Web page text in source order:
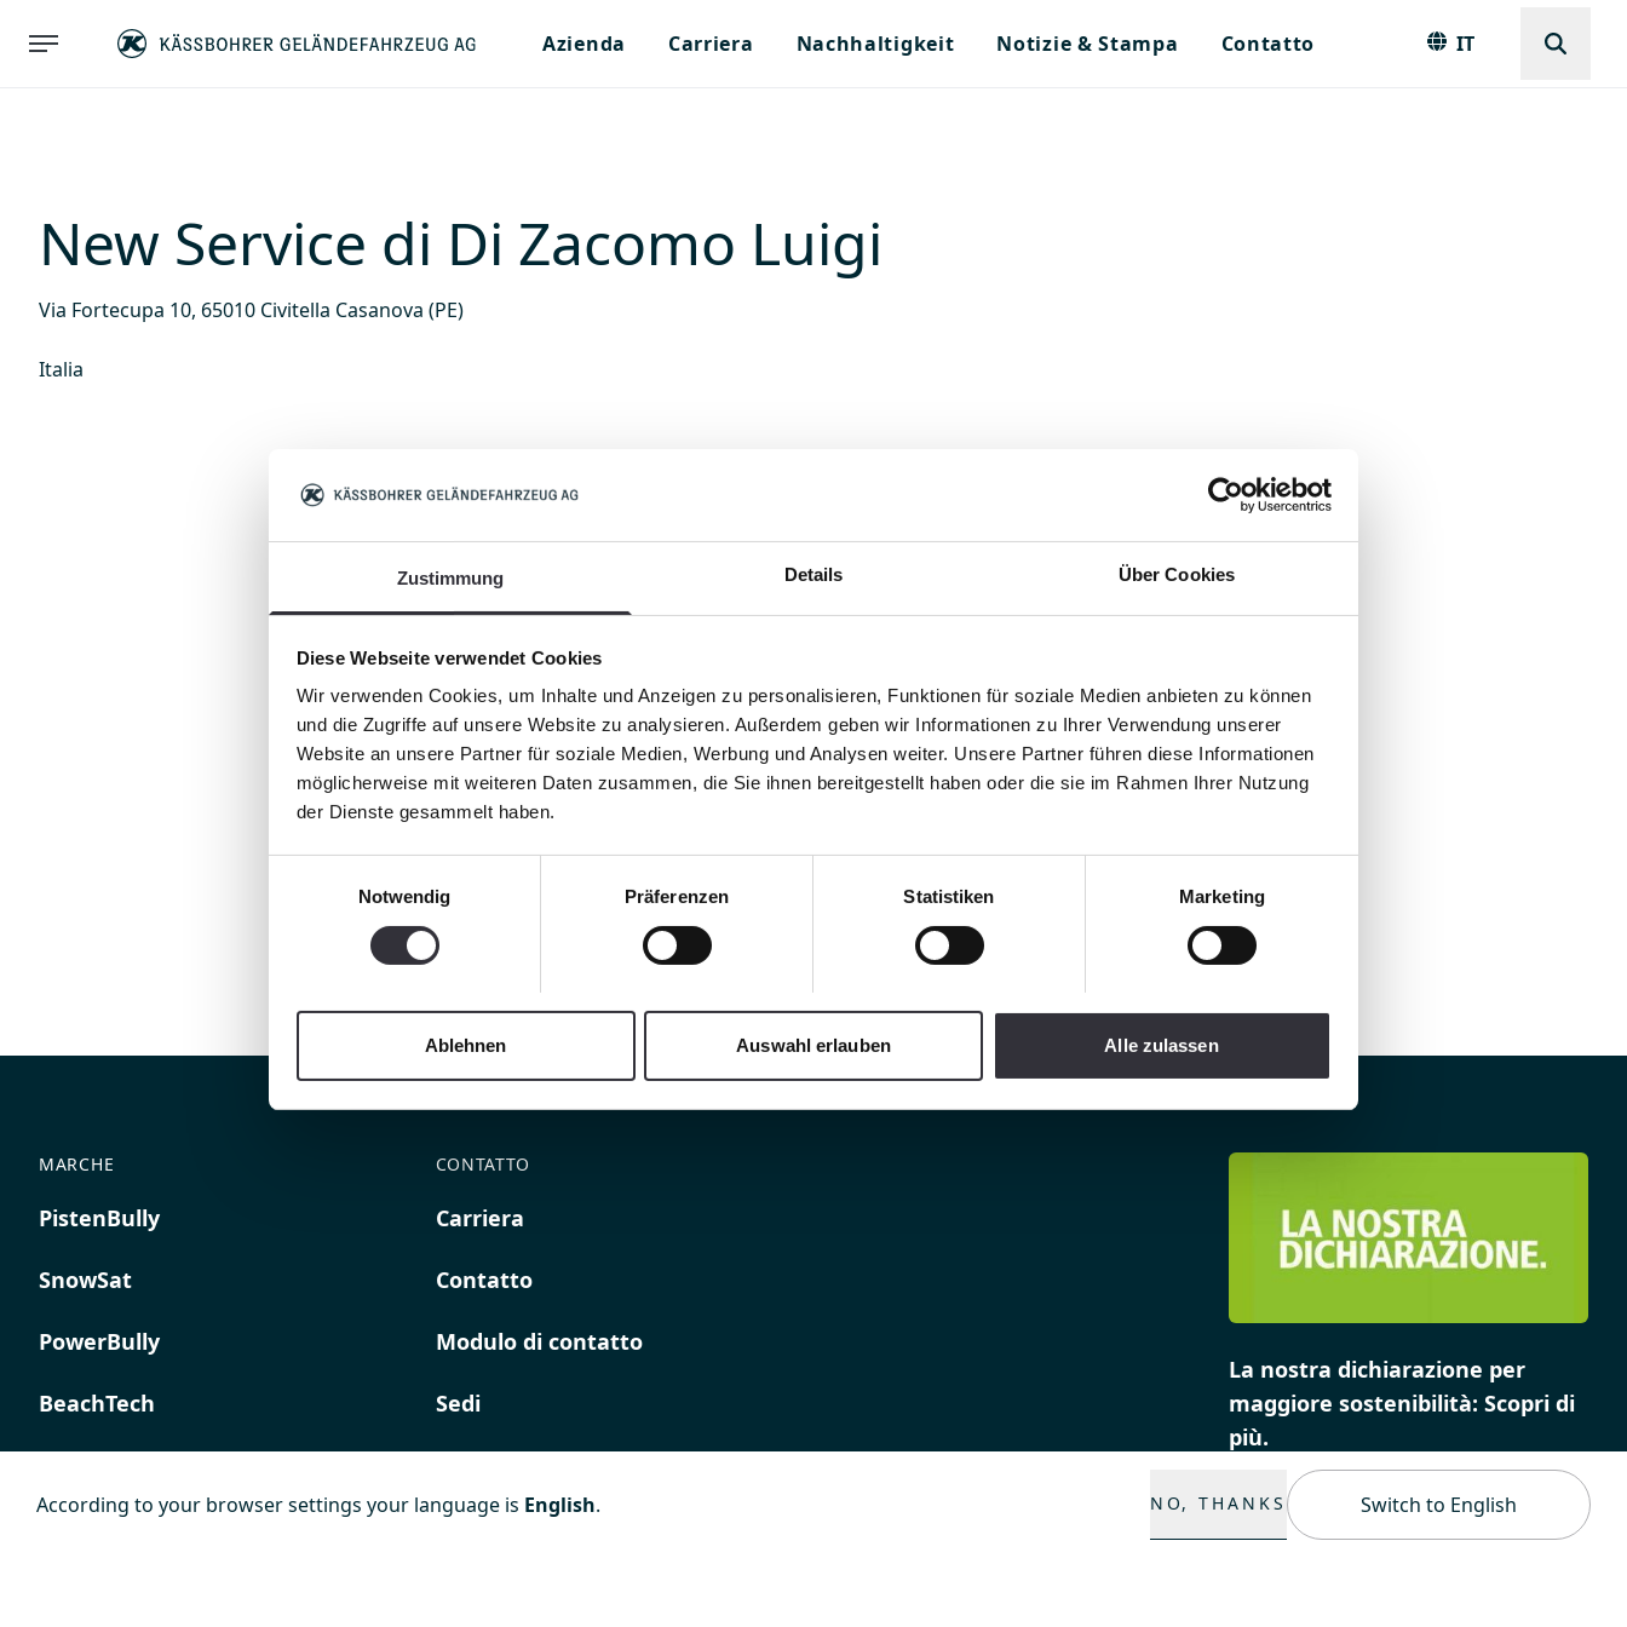
Zustimmung Details Über Cookies
Diese Webseite verwendet Cookies
Wir verwenden Cookies, um Inhalte und Anzeigen zu personalisieren, Funktionen für soziale Medien anbieten zu können
und die Zugriffe auf unsere Website zu analysieren. Außerdem geben wir Informationen zu Ihrer Verwendung unserer
Website an unsere Partner für soziale Medien, Werbung und Analysen weiter. Unsere Partner führen diese Informationen
möglicherweise mit weiteren Daten zusammen, die Sie ihnen bereitgestellt haben oder die sie im Rahmen Ihrer Nutzung
der Dienste gesammelt haben.
Notwendig
Präferenzen Statistiken Marketing
Ablehnen Auswahl erlauben Alle zulassen
Azienda Carriera Nachhaltigkeit Notizie & Stampa Contatto IT
New Service di Di Zacomo Luigi
Via Fortecupa 10, 65010 Civitella Casanova (PE)
Italia
MARCHE
PistenBully
SnowSat
PowerBully
BeachTech
K COMPOSITES
CONTATTO
Carriera
Contatto
Modulo di contatto
Sedi
La nostra dichiarazione per
maggiore sostenibilità: Scopri di
più.
According to your browser settings your language is English. NO, THANKS Switch to English